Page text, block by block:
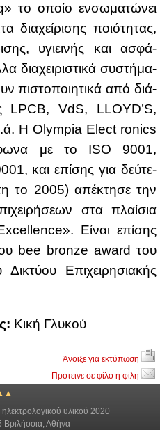
το οποίο εν­σω­μα­τώ­νει
δια­χεί­ρι­σης ποιό­τη­τας,
υγιει­νής και ασφά­
δια­χει­ρι­στι­κά συ­στή­μα­
πι­στο­ποι­η­τι­κά από διά­
LPCB, VdS, LLOYD’S,
Η Olympia Elect ronics
με το ISO 9001,
και επί­σης για δεύ­τε­
το 2005) απέ­κτη­σε την
στα πλαί­σια
Εί­ναι επί­σης
bee bronze award του
Επι­χει­ρη­σια­κής
Κι­κή Γλυ­κού
Άνοιξε για εκτύπωση
Πρότεινε σε φίλο ή φίλη
υλικού 2020
Βριλήσσια, Αθήνα